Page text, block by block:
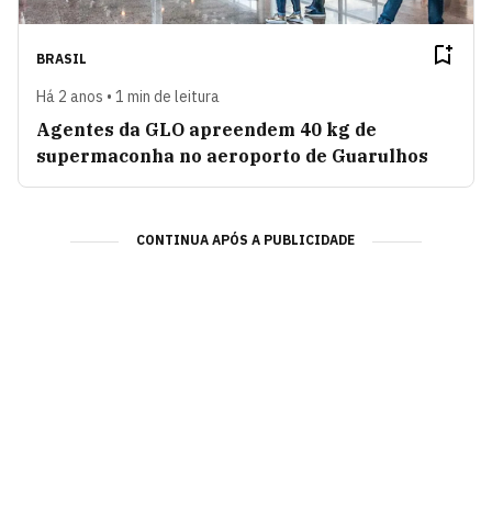
BRASIL
Há 2 anos • 1 min de leitura
Agentes da GLO apreendem 40 kg de
supermaconha no aeroporto de Guarulhos
CONTINUA APÓS A PUBLICIDADE